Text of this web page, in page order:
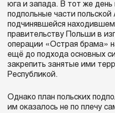
юга и запада. В тот же день
подпольные части
подчинявшейся
правительству Польши в
операции «Острая брама»
ещё до подхода основных
закрепить занятые ими
Республикой.
Однако план польских
им оказалось не по плечу